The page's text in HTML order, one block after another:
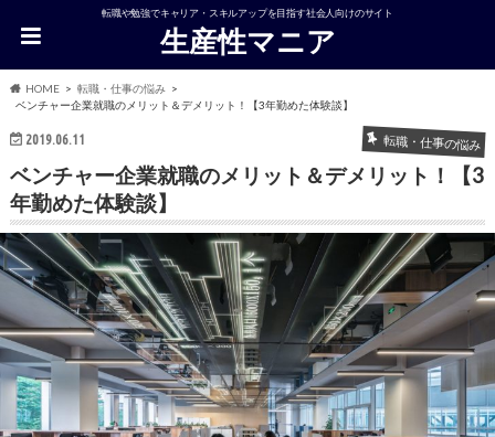
転職や勉強でキャリア・スキルアップを目指す社会人向けのサイト
生産性マニア
HOME
転職・仕事の悩み
ベンチャー企業就職のメリット＆デメリット！【3年勤めた体験談】
2019.06.11 転職・仕事の悩み
ベンチャー企業就職のメリット＆デメリット！【3
年勤めた体験談】